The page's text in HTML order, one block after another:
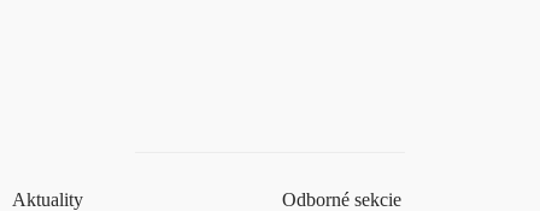
Aktuality Odborné sekcie